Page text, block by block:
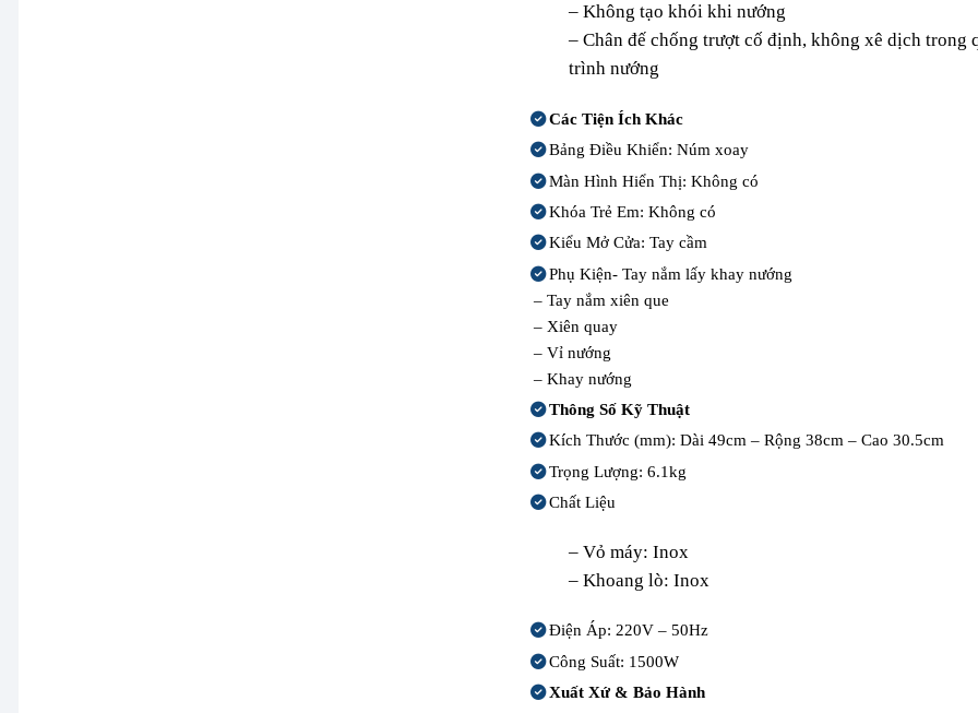
– Không tạo khói khi nướng
– Chân đế chống trượt cố định, không xê dịch trong
trình nướng
Các Tiện Ích Khác
Bảng Điều Khiển: Núm xoay
Màn Hình Hiển Thị: Không có
Khóa Trẻ Em: Không có
Kiểu Mở Cửa: Tay cầm
Phụ Kiện- Tay nắm lấy khay nướng
– Tay nắm xiên que
– Xiên quay
– Vỉ nướng
– Khay nướng
Thông Số Kỹ Thuật
Kích Thước (mm): Dài 49cm – Rộng 38cm – Cao 30.5cm
Trọng Lượng: 6.1kg
Chất Liệu
– Vỏ máy: Inox
– Khoang lò: Inox
Điện Áp: 220V – 50Hz
Công Suất: 1500W
Xuất Xứ & Bảo Hành